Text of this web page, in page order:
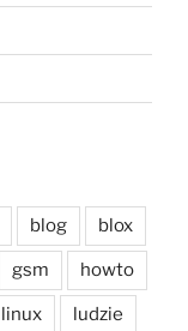
blog blox
gsm howto
linux ludzie